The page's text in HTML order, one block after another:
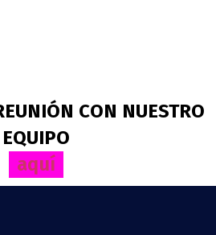
CON NUESTRO
EQUIPO
aquí